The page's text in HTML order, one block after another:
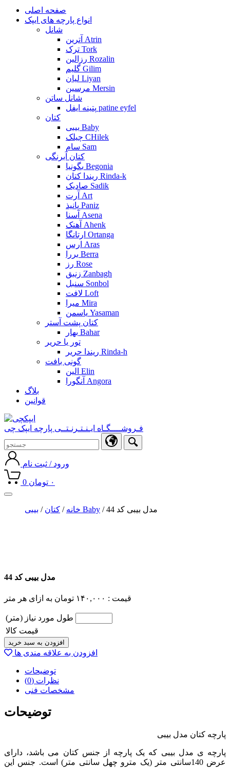
صفحه اصلی
انواع پارچه های ایپک
شانل
آترین Atrin
ترک Tork
رزالین Rozalin
گلیم Gilim
لیان Liyan
مرسین Mersin
شانل ساتن
پتینه ایفل patine eyfel
کتان
بیبی Baby
چیلک CHilek
سام Sam
کتان آبرنگی
بگونیا Begonia
ریندا کتان Rinda-k
صادیک Sadik
آرت Art
پانیذ Paniz
آسنا Asena
آهنک Ahenk
ارتانگا Ortanga
ارس Aras
بررا Berra
رز Rose
زنبق Zanbagh
سنبل Sonbol
لافت Loft
میرا Mira
یاسمن Yasaman
کتان پشت آستر
بهار Bahar
تور یا حریر
ریندا حریر Rinda-h
گونی بافت
الین Elin
آنگورا Angora
بلاگ
قوانین
فـروشــــگـاه ایـنـتـرنـتــی پارچه ایپک چی
ورود / ثبت نام
0 ۰ تومان
Toggle
خانه / کتان / بیبی Baby / مدل بیبی کد 44
مدل بیبی کد 44
قیمت : ۱۴۰,۰۰۰ تومان به ازای هر متر
طول مورد نیاز (متر)
قیمت کالا
افزودن به سبد خرید
افزودن به علاقه مندی ها
توضیحات
نظرات (0)
مشخصات فنی
توضیحات
پارچه کتان مدل بیبی
پارچه ی مدل بیبی که یک پارچه از جنس کتان می باشد، دارای
عرض 140سانتی متر (یک مترو چهل سانتی متر) است. جنس این